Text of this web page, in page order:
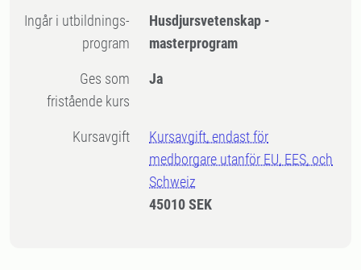
Ingår i utbildnings-
program
Husdjursvetenskap -
masterprogram
Ges som
fristående kurs
Ja
Kursavgift
Kursavgift, endast för
medborgare utanför EU, EES, och
Schweiz
45010 SEK